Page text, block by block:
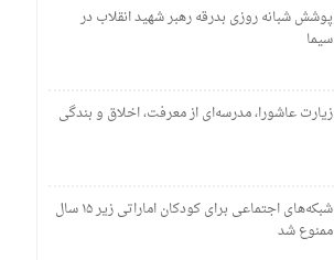
پوشش شبانه روزی بدرقه رهبر شهید انقلاب در
سیما
زیارت عاشورا، مدرسه‌ای از معرفت، اخلاق و بندگی
شبکه‌های اجتماعی برای کودکان اماراتی زیر ۱۵ سال
ممنوع شد